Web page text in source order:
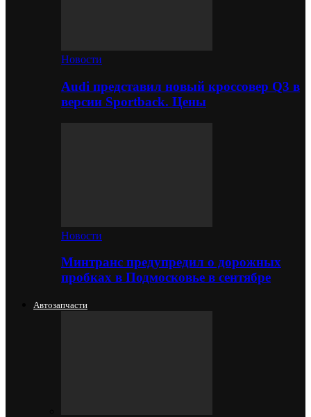
Новости
Audi представил новый кроссовер Q3 в
версии Sportback. Цены
Новости
Минтранс предупредил о дорожных
пробках в Подмосковье в сентябре
Автозапчасти